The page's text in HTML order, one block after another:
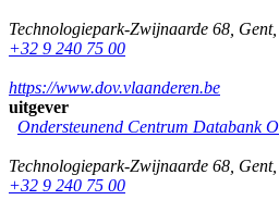
Technologiepark-Zwijnaarde 68 Gent,
+32 9 240 75 00
https://www.dov.vlaanderen.be
uitgever
Ondersteunend Centrum Databank
Technologiepark-Zwijnaarde 68 Gent,
+32 9 240 75 00